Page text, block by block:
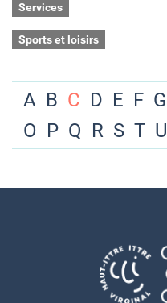
Services
Sports et loisirs
A B C D E F G
O P Q R S T U